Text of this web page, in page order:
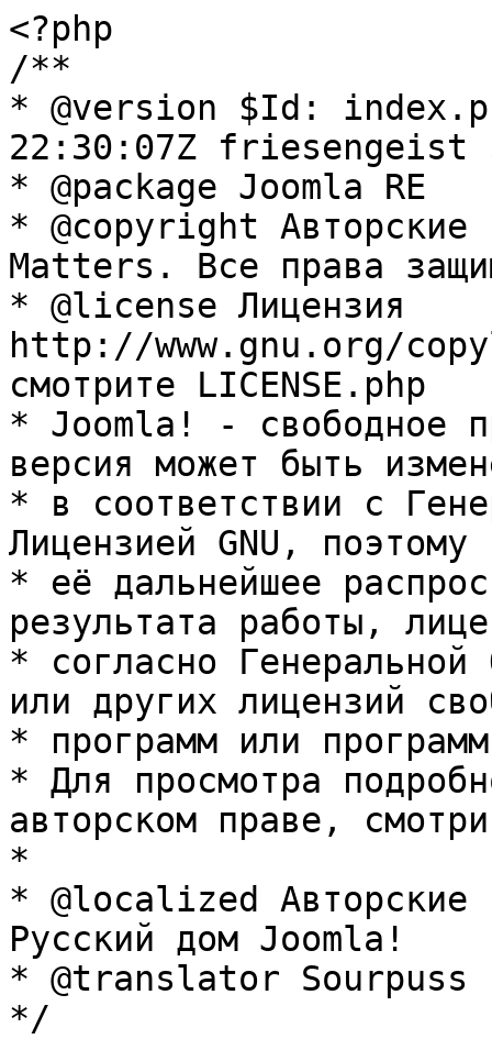
<?php
/**
* @version $Id:
22:30:07Z friesengeist
* @package Joomla RE
* @copyright Авторские
Matters. Все права
* @license Лицензия
http://www.gnu.org/
смотрите LICENSE.php
* Joomla! - свободное
версия может быть
* в соответствии с
Лицензией GNU, поэтому
* её дальнейшее
результата работы,
* согласно Генеральной
или других лицензий
* программ или
* Для просмотра
авторском праве,
*
* @localized Авторские
Русский дом Joomla!
* @translator Sourpuss
*/